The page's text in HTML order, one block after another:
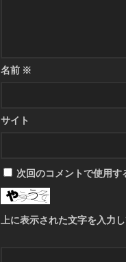
名前 ※
サイト
次回のコメントで使用す
上に表示された文字を入力し